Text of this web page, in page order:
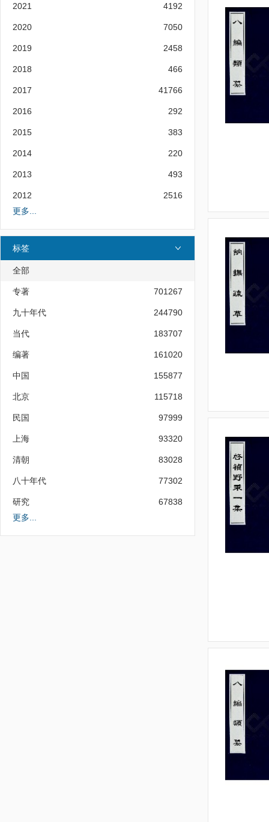
2021 4192
2020 7050
2019 2458
2018 466
2017 41766
2016 292
2015 383
2014 220
2013 493
2012
2516
更多...
标签
全部
专著 701267
九十年代 244790
当代 183707
编著 161020
中国 155877
北京 115718
民国 97999
上海 93320
清朝 83028
八十年代 77302
研究
67838
更多...